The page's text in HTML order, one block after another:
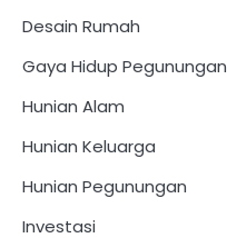
Desain Rumah
Gaya Hidup Pegunungan
Hunian Alam
Hunian Keluarga
Hunian Pegunungan
Investasi